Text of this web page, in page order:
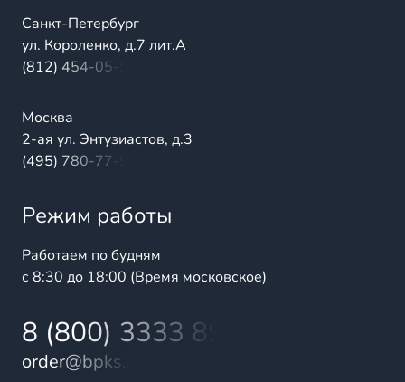
Санкт-Петербург
ул. Короленко, д.7 лит.А
(812) 454-05-54
Москва
2-ая ул. Энтузиастов, д.3
(495) 780-77-98
Режим работы
Работаем по будням
с 8:30 до 18:00 (Время московское)
8 (800) 3333 899
order@bpks.ru